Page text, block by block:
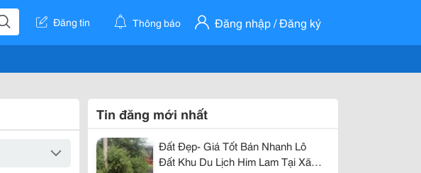
Đăng tin Thông báo Đăng nhập / Đăng ký
Tin đăng mới nhất
Đất Đẹp- Giá Tốt Bán Nhanh Lô
Đất Khu Du Lịch Him Lam Tại Xã